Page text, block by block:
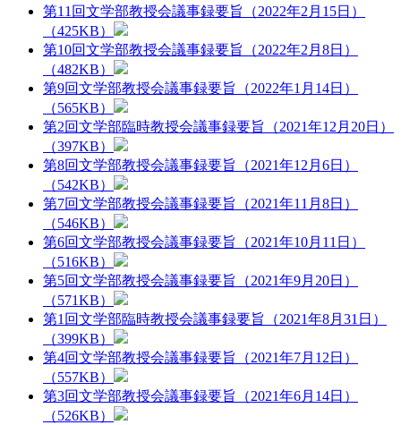
第11回文学部教授会議事録要旨（2022年2月15日）
（425KB）
第10回文学部教授会議事録要旨（2022年2月8日）
（482KB）
第9回文学部教授会議事録要旨（2022年1月14日）
（565KB）
第2回文学部臨時教授会議事録要旨（2021年12月20日）
（397KB）
第8回文学部教授会議事録要旨（2021年12月6日）
（542KB）
第7回文学部教授会議事録要旨（2021年11月8日）
（546KB）
第6回文学部教授会議事録要旨（2021年10月11日）
（516KB）
第5回文学部教授会議事録要旨（2021年9月20日）
（571KB）
第1回文学部臨時教授会議事録要旨（2021年8月31日）
（399KB）
第4回文学部教授会議事録要旨（2021年7月12日）
（557KB）
第3回文学部教授会議事録要旨（2021年6月14日）
（526KB）